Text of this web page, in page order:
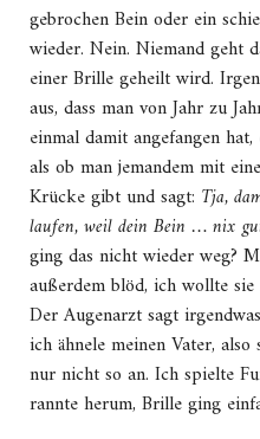
gebrochen Bein oder ein
wieder. Nein. Niemand geht
einer Brille geheilt wird.
aus, dass man von Jahr zu
einmal damit angefangen
als ob man jemandem mit
Krücke gibt und sagt: Tja,
laufen, weil dein Bein … nix
ging das nicht wieder weg?
außerdem blöd, ich wollte
Der Augenarzt sagt
ich ähnele meinen Vater,
nur nicht so an. Ich spielte
rannte herum, Brille ging